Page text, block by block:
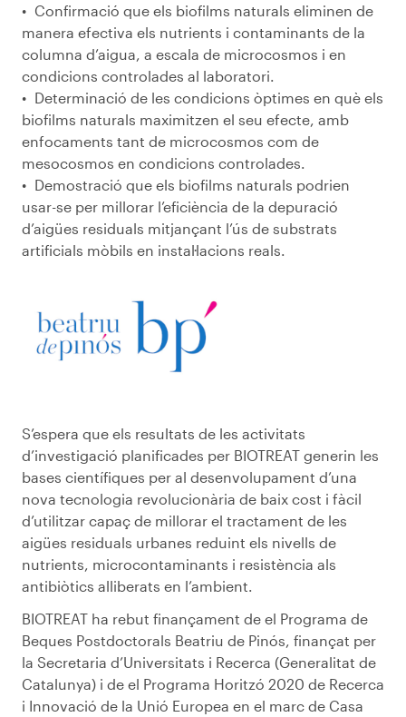
Confirmació que els biofilms naturals eliminen de
manera efectiva els nutrients i contaminants de la
columna d’aigua, a escala de microcosmos i en
condicions controlades al laboratori.
Determinació de les condicions òptimes en què els
biofilms naturals maximitzen el seu efecte, amb
enfocaments tant de microcosmos com de
mesocosmos en condicions controlades.
Demostració que els biofilms naturals podrien
usar-se per millorar l’eficiència de la depuració
d’aigües residuals mitjançant l’ús de substrats
artificials mòbils en instal·lacions reals.
S’espera que els resultats de les activitats
d’investigació planificades per BIOTREAT generin les
bases científiques per al desenvolupament d’una
nova tecnologia revolucionària de baix cost i fàcil
d’utilitzar capaç de millorar el tractament de les
aigües residuals urbanes reduint els nivells de
nutrients, microcontaminants i resistència als
antibiòtics alliberats en l’ambient.
BIOTREAT ha rebut finançament de el Programa de
Beques Postdoctorals Beatriu de Pinós, finançat per
la Secretaria d’Universitats i Recerca (Generalitat de
Catalunya) i de el Programa Horitzó 2020 de Recerca
i Innovació de la Unió Europea en el marc de Casa